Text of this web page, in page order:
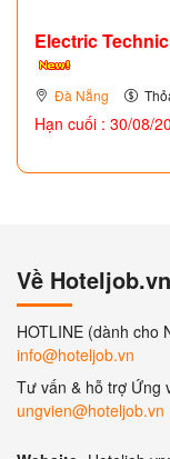
Electric
Đà Nẵng
Hạn cuối : 30/08/
Về Hoteljob.vn
HOTLINE (dành cho
info@hoteljob.vn
Tư vấn & hỗ trợ Ứng
ungvien@hoteljob.vn